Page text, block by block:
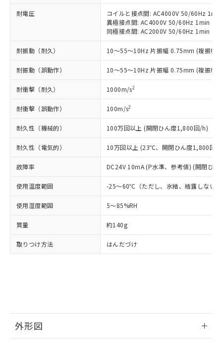
耐電圧
コイルと接点間: AC4000V 50/60Hz 1min
異極接点間: AC4000V 50/60Hz 1min
同極接点間: AC2000V 50/60Hz 1min
耐振動（耐久） 10～55～10Hz 片振幅 0.75mm (複振幅
耐振動（誤動作） 10～55～10Hz 片振幅 0.75mm (複振幅
耐衝撃（耐久） 1000m/s2
耐衝撃（誤動作） 100m/s2
耐久性（機械的） 100万回以上 (開閉ひん度1,800回/h)
耐久性（電気的） 10万回以上 (23℃、開閉ひん度1,800回/
故障率 DC24V 10mA (P水準、参考値) (開閉ひ
使用温度範囲 -25～60℃（ただし、氷結、結露しない
使用湿度範囲 5～85%RH
質量 約140g
取りつけ方法 はんだづけ
外形図
在庫状況および標準価格照会結果は、
記載している更新日時点での社内デー
タに基づき作成されるものであり、閲
覧された時点での実際の在庫および標
準価格とは異なる場合があることをご
了承ください。
様のお取引先、またはお客様担当のオ
ムロン制御機器販売店・当社販売員に
オムロン制御機器販売店や当社販売拠
販売ネットワーク
」をご確認
ください。
在庫状況および標準価格結果を当社の
事前の承諾なく第三者に漏洩または開
示しないようお願いします。
マイパーツ機能（部品リスト作成サー
ビス）をご利用いただくには、I-Web
メンバーズにご登録されている必要が
お客様が当ウェブサイト上で当社にご
登録された部品リストについて、当社
および当社の共同利用者が、当社の製
品・サービスに関するお客様との取
引・商談に必要な範囲で利用すること
*EU RoHS指令（10物質）：
鉛(Pb) 1000ppm以下、 水銀(Hg) 1000ppm以下、 カド
ミウム(Cd) 100ppm以下、
六価クロム(Cr(Ⅵ)) 1000ppm以下、ポリ臭化ビフェニル
類(PBB) 1000ppm以下、ポリ臭化ジフェニルエーテル類
(PBDE) 1000ppm以下、フタル酸ビス(2-エチルヘキシ
ル) (DEHP)(別名：DOP) 1000ppm以下、フタル酸ブチ
ルベンジル（BBP） 1000ppm以下、フタル酸ジブチル
（DBP） 1000ppm以下、フタル酸ジイソブチル
(DIBP) 1000ppm以下
但し、RoHS指令で産業用監視および制御機器に対する
フタル酸エステル類の４物質については閾値を超える意
図的な使用がないことを確認しています。
※2 対応予定月
部品在庫の切り替え状況などにより、予定
月が前後することがあります。
※3 非含有証明書ダウンロード
下記の非含有証明書をダウンロードするこ
とができます。
ものではありません。
また、RoHS指令のフタル酸エステル類４
物質の対応では、対応完了までの期間は出
い合わせください。
*中国RoHS10物質の基準値 (GB/T26572)：
Pb(鉛) :1000ppm、 Hg(水銀) : 1000ppm、 Cd(カドミウ
Cr(Ⅵ)(六価クロム) : 1000ppm、 PBBs(ポリ臭化ビフェ
DBP(フタル酸ジブチル) : 1000ppm、 DIBP(フタル酸ジ
イソブチル) : 1000ppm、 BBP(フタル酸ブチルベンジ
ル) : 1000ppm、
DEHP(フタル酸ビス(2-エチルヘキシル)) : 1000ppm
※2 環境保護使用期限
「ｅ」：有害物質（10物質）のすべてが基
準値以下であることを示します。
「10」：通常の使用状況下において有害物
質が外部に漏えいし、環境に深刻な影響を
及ぼさない年数を意味します。
「－」：未確認です。当社販売部門へお問
い合わせください。
（以下｢規制貨物等」という）を輸出
または国外への提供する場合は、日本
国政府の輸出許可(または役務取引許
可)を取得するなどの必要な手続きを
当社は規制貨物を破棄する場合は、完
全に破砕するなど、違法に輸出されな
いよう必要な手段を講じます。
当社は貴社製品を、核兵器、ミサイ
ル、化学兵器、生物兵器またはその他
武器並びにこれらの製造装置等に一切
使用いたしません。
当社は、貴社製品を第三者に販売する
場合は、上記1、2および3の内容を当
該第三者に通知します。また当社は、
販売先および販売に係わる関係者が違
法に輸出するおそれがある場合は、取
り引きをいたしません。
一定数には満たないが在庫あり
－
在庫なし(最新の在庫状況につ
いては、お客様のお取引先、ま
たはお客様担当のオムロン制御
機器販売店・当社販売員にご確
認ください)
受注生産機種、また在庫状況の